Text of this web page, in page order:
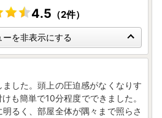
わせも、こちらのお問い合わせ先
対応できませんのでご了承願いま
4.5 （2件）
ーを非表示にする
した。頭上の圧迫感がなくなりす
も簡単で10分程度でできました。
るく、部屋全体が隅々まで照らさ